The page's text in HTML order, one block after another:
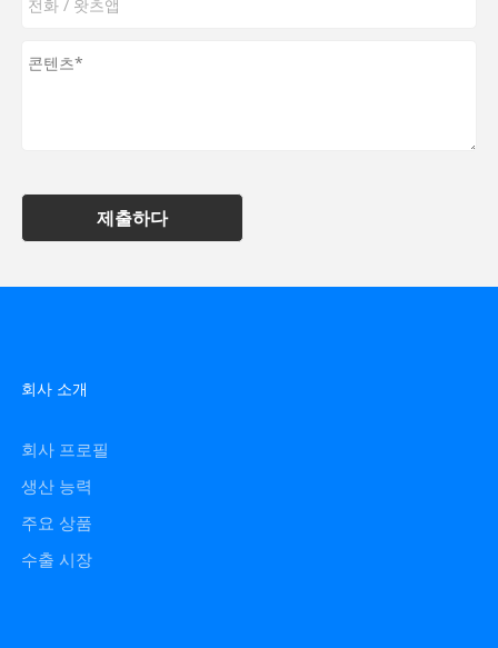
제출하다
회사 소개
회사 프로필
생산 능력
주요 상품
수출 시장